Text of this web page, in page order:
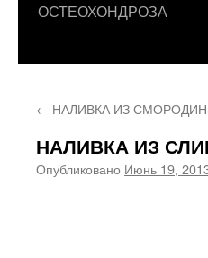
ОСТЕОХОНДРОЗА
← НАЛИВКА ИЗ
НАЛИВКА ИЗ
Опубликовано Июнь 19,